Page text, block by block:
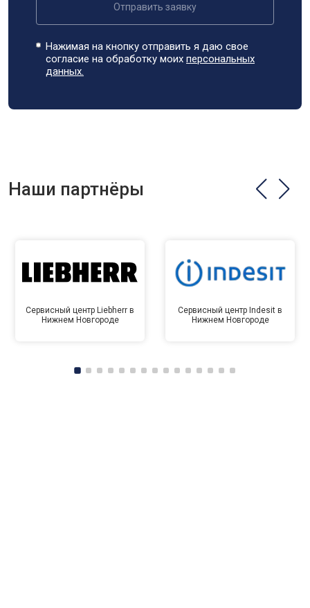
Отправить заявку
Нажимая на кнопку отправить я даю свое
согласие на обработку моихперсональных
данных.
Наши партнёры
Сервисный центр Liebherr в
Нижнем Новгороде
Сервисный центр Indesit в
Нижнем Новгороде